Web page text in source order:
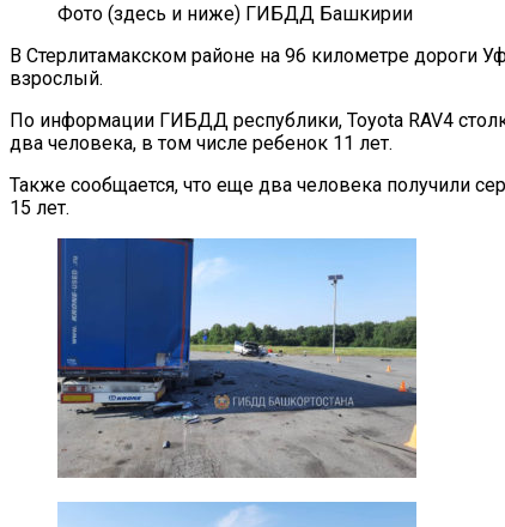
Фото (здесь и ниже) ГИБДД Башкирии
В Стерлитамакском районе на 96 километре дороги
взрослый.
По информации ГИБДД республики, Toyota RAV4
два человека, в том числе ребенок 11 лет.
Также сообщается, что еще два человека получили
15 лет.